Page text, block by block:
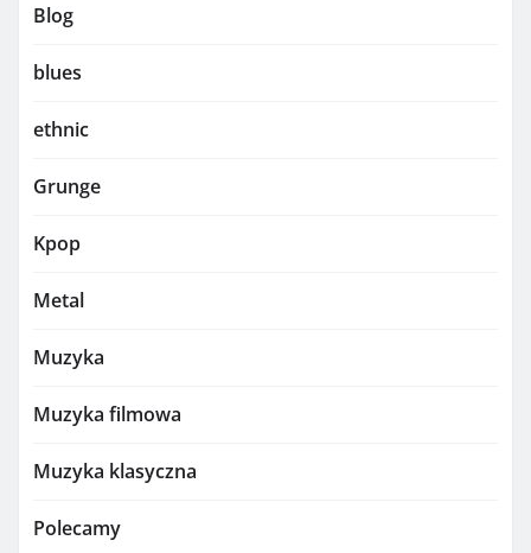
Blog
blues
ethnic
Grunge
Kpop
Metal
Muzyka
Muzyka filmowa
Muzyka klasyczna
Polecamy